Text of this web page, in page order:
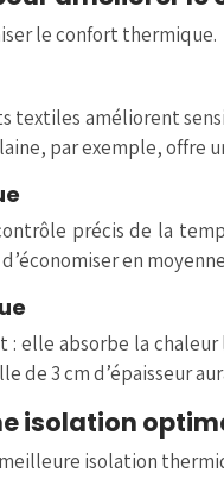
le confort thermique.
améliorent
par exemple, offre
précis de la
en
: elle absorbe la
de 3 cm d’épaisseur
isolation
isolation